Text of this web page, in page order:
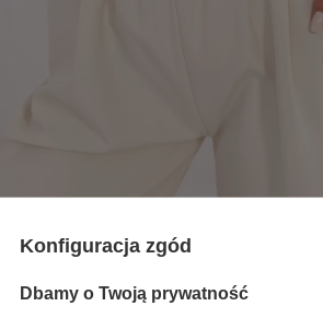
Konfiguracja zgód
Dbamy o Twoją prywatność